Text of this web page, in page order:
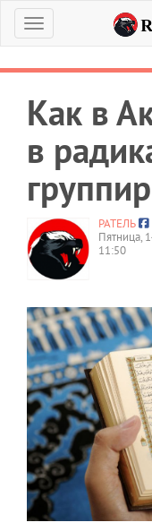
Меню
Как в
в
РАТЕЛЬ
Пятница,
11:50